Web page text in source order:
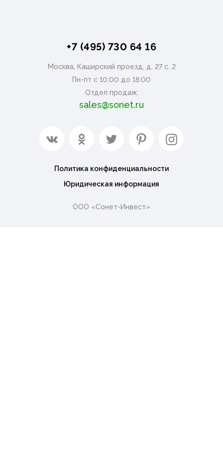
+7 (495) 730 64 16
Москва, Каширский проезд, д. 27 с. 2
Пн-пт с 10:00 до 18:00
Отдел продаж:
sales@sonet.ru
Политика конфиденциальности
Юридическая информация
ООО «Сонет-Инвест»